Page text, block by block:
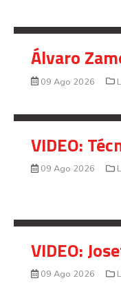
Álvaro
09 Ago 2026
VIDEO:
09 Ago 2026
VIDEO:
09 Ago 2026